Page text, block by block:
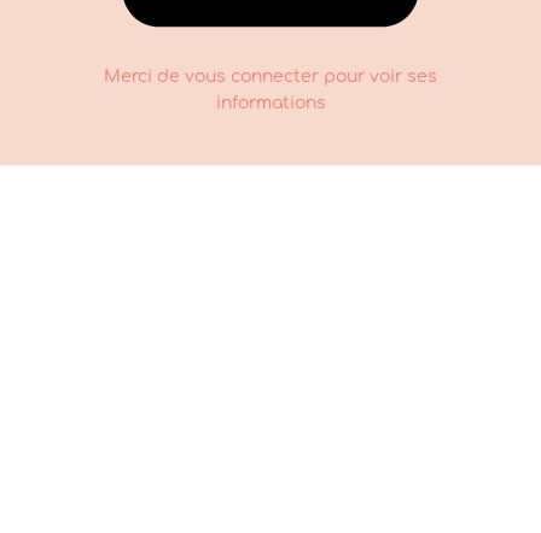
Merci de vous connecter pour voir ses
informations